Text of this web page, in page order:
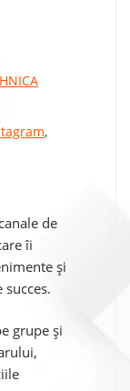
,
de
îi
și
grupe și